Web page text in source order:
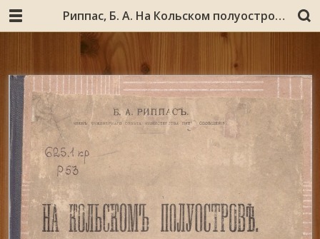
Риппас, Б. А. На Кольском полуострове : отчёт о поездке летом 1894 г. для осмотра местности по линии предполагаемой Санкт-Петербург-Мурманской железной дороги / Б. А. Риппас, чл. Инженер. совета М-ва путей сообщения. – Петроград : Типография Министерства путей сообщения (Товарищества И. Н. Кушнерев и К°), 1915. – [2], 84 с.